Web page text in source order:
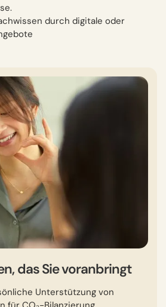
durch digitale oder
das Sie voranbringt
Unterstützung von